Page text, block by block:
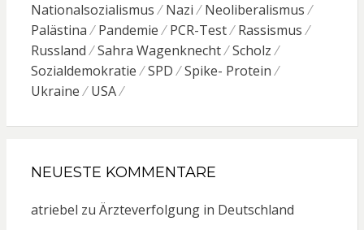
Nationalsozialismus
Nazi
Neoliberalismus
Palästina
Pandemie PCR-Test
Rassismus
Russland
Sahra Wagenknecht
Scholz
Sozialdemokratie
SPD
Spike- Protein
Ukraine
USA
NEUESTE KOMMENTARE
atriebel zu Ärzteverfolgung in Deutschland